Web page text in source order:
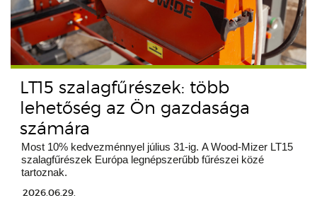
LT15 szalagfűrészek: több
lehetőség az Ön gazdasága
számára
Most 10% kedvezménnyel július 31-ig. A Wood-Mizer LT15
szalagfűrészek Európa legnépszerűbb fűrészei közé
tartoznak.
2026.06.29.